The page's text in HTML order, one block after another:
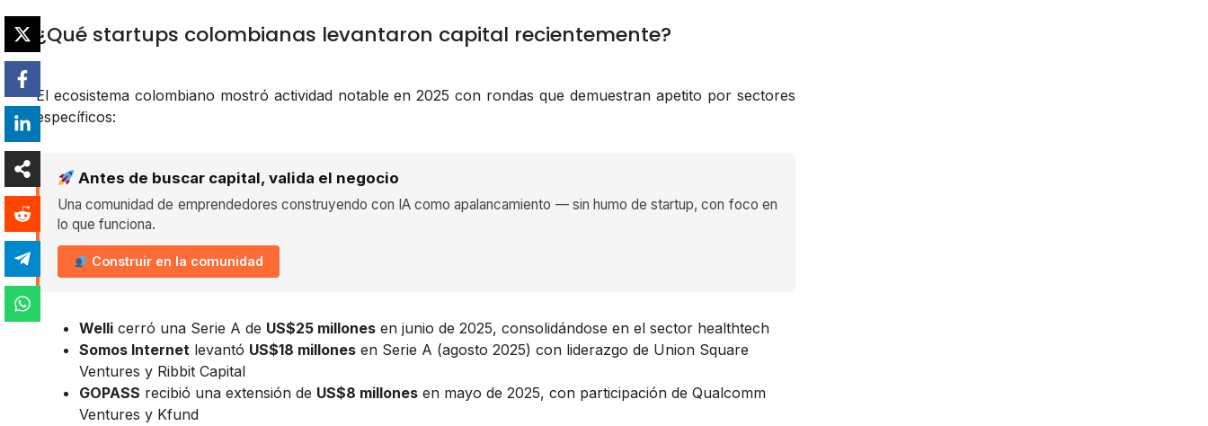
¿Qué startups colombianas levantaron capital recientemente?
El ecosistema colombiano mostró actividad notable en 2025 con rondas que demuestran apetito por sectores
específicos:
Antes de buscar capital, valida el negocio
Una comunidad de emprendedores construyendo con IA como apalancamiento — sin humo de startup, con foco en
lo que funciona.
Construir en la comunidad
Welli cerró una Serie A de US$25 millones en junio de 2025, consolidándose en el sector healthtech
Somos Internet levantó US$18 millones en Serie A (agosto 2025) con liderazgo de Union Square
Ventures y Ribbit Capital
GOPASS recibió una extensión de US$8 millones en mayo de 2025, con participación de Qualcomm
Ventures y Kfund